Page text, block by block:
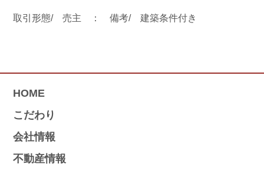
取引形態/ 売主 ： 備考/ 建築条件付き
HOME
こだわり
会社情報
不動産情報